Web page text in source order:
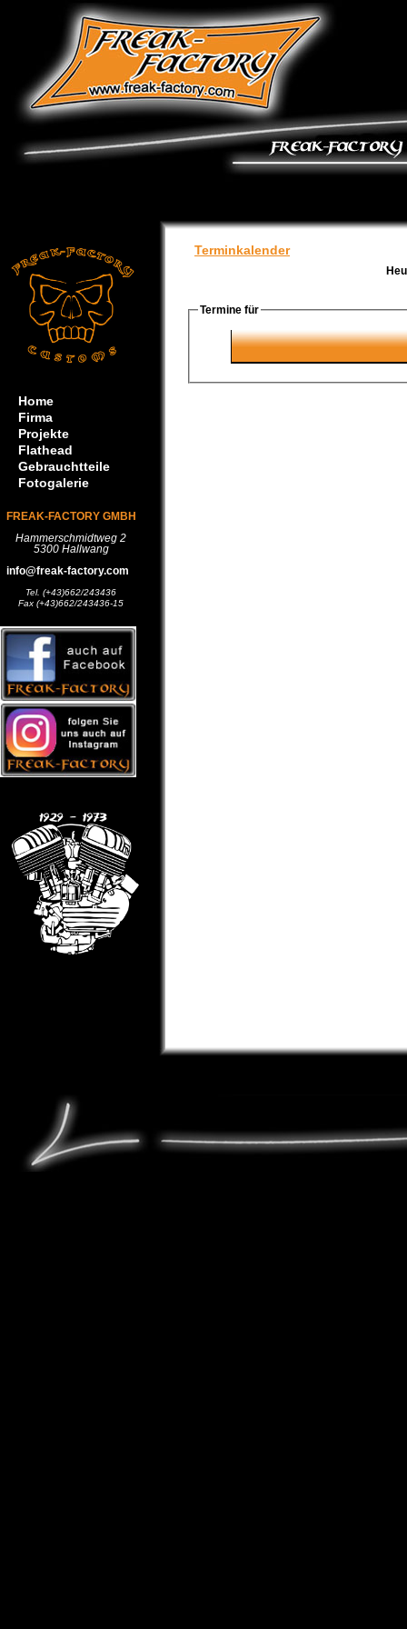
Home
Firma
Projekte
Flathead
Gebrauchtteile
Fotogalerie
FREAK-FACTORY GMBH
Hammerschmidtweg 2
5300 Hallwang
info@freak-factory.com
Tel. (+43)662/243436
Fax (+43)662/243436-15
Terminkalender
Termine für